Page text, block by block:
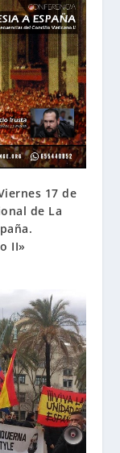
17 de
de La
II»